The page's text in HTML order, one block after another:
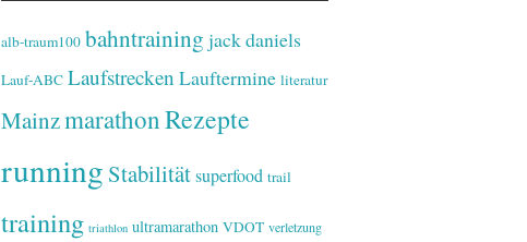
alb-traum100 bahntraining jack daniels
Lauf-ABC Laufstrecken Lauftermine literatur
MainzmarathonRezepte
running Stabilitätsuperfood trail
training triathlon ultramarathon VDOT verletzung